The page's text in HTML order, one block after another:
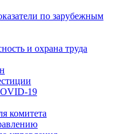
по зарубежным
и охрана труда
комитета